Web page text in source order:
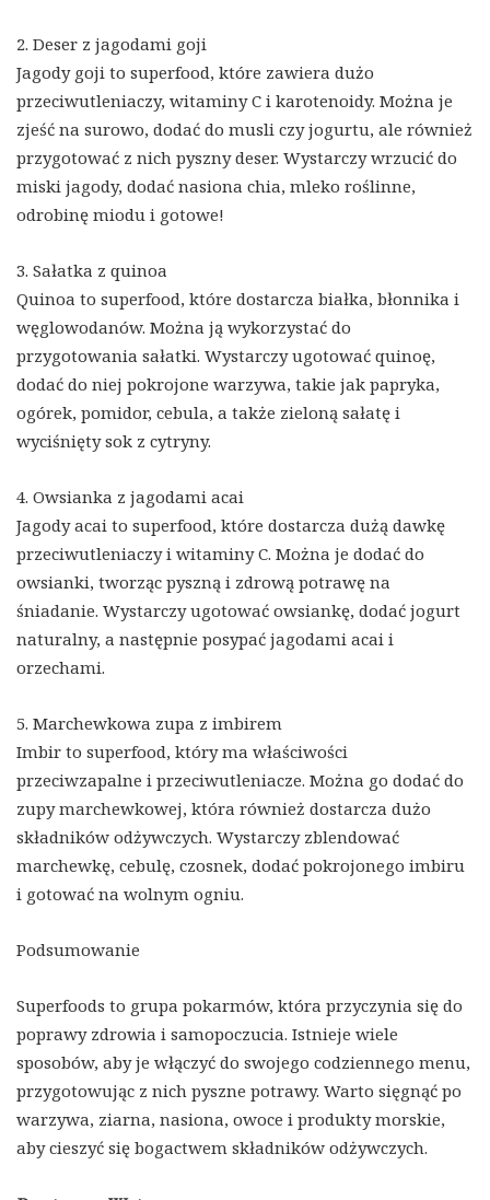
2. Deser z jagodami goji
Jagody goji to superfood, które zawiera dużo
przeciwutleniaczy, witaminy C i karotenoidy. Można je
zjeść na surowo, dodać do musli czy jogurtu, ale również
przygotować z nich pyszny deser. Wystarczy wrzucić do
miski jagody, dodać nasiona chia, mleko roślinne,
odrobinę miodu i gotowe!
3. Sałatka z quinoa
Quinoa to superfood, które dostarcza białka, błonnika i
węglowodanów. Można ją wykorzystać do
przygotowania sałatki. Wystarczy ugotować quinoę,
dodać do niej pokrojone warzywa, takie jak papryka,
ogórek, pomidor, cebula, a także zieloną sałatę i
wyciśnięty sok z cytryny.
4. Owsianka z jagodami acai
Jagody acai to superfood, które dostarcza dużą dawkę
przeciwutleniaczy i witaminy C. Można je dodać do
owsianki, tworząc pyszną i zdrową potrawę na
śniadanie. Wystarczy ugotować owsiankę, dodać jogurt
naturalny, a następnie posypać jagodami acai i
orzechami.
5. Marchewkowa zupa z imbirem
Imbir to superfood, który ma właściwości
przeciwzapalne i przeciwutleniacze. Można go dodać do
zupy marchewkowej, która również dostarcza dużo
składników odżywczych. Wystarczy zblendować
marchewkę, cebulę, czosnek, dodać pokrojonego imbiru
i gotować na wolnym ogniu.
Podsumowanie
Superfoods to grupa pokarmów, która przyczynia się do
poprawy zdrowia i samopoczucia. Istnieje wiele
sposobów, aby je włączyć do swojego codziennego menu,
przygotowując z nich pyszne potrawy. Warto sięgnąć po
warzywa, ziarna, nasiona, owoce i produkty morskie,
aby cieszyć się bogactwem składników odżywczych.